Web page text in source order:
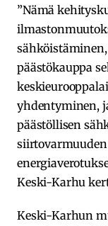
”Nämä
päästökauppa
yhdentyminen,
päästöllisen
Keski-Karhu
Keski-Karhun